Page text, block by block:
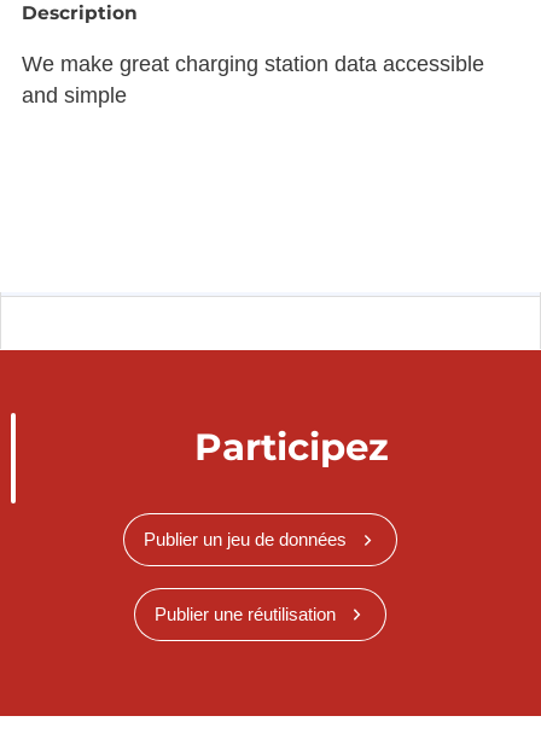
Description
We make great charging station data accessible
and simple
Participez
Publier un jeu de données
Publier une réutilisation